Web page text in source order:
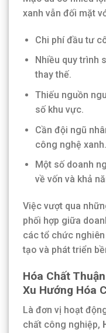
xanh vẫn đối mặt
Chi phí đầu tư
Nhiều quy trình
thay thế.
Thiếu nguồn
số khu vực.
Cần đội ngũ
công nghệ xanh.
Một số doanh
về vốn và khả
Việc vượt qua
phối hợp giữa
các tổ chức
tạo và phát triển
Hóa Chất
Xu Hướng Hóa
Là đơn vị hoạt
chất công nghiệp,